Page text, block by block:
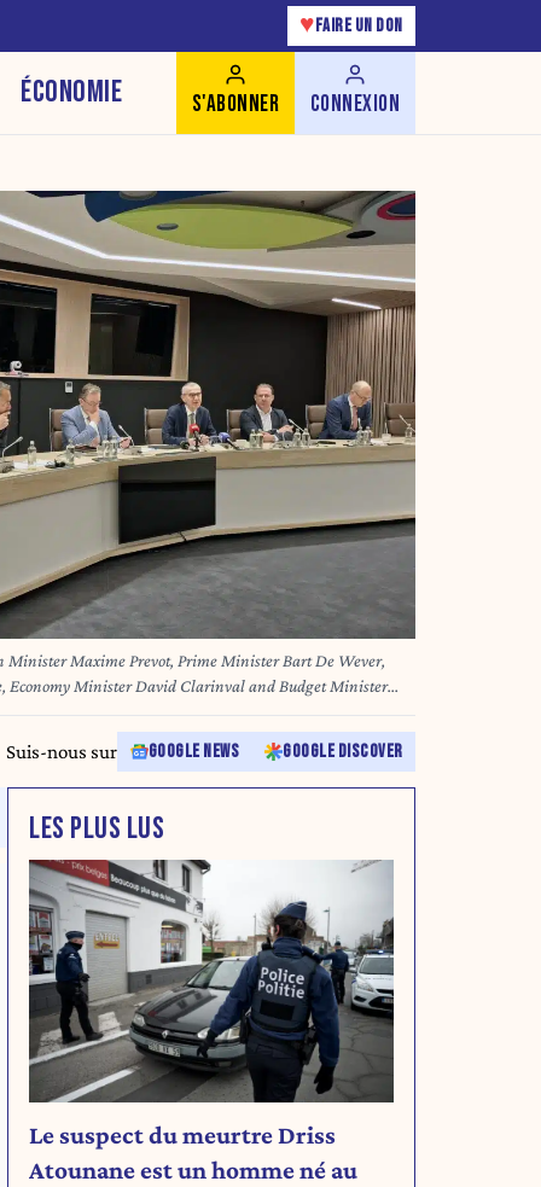
♥ FAIRE UN DON
ÉCONOMIE S'ABONNER CONNEXION
Maxime Prevot, Prime Minister Bart De Wever,
Economy Minister David Clarinval and Budget Minister
to announce the agreements reached at the ministers
Monday 21 July 2025 in Brussels. BELGA PHOTO
Suis-nous sur GOOGLE NEWS GOOGLE DISCOVER
LES PLUS LUS
Le suspect du meurtre Driss
Atounane est un homme né au